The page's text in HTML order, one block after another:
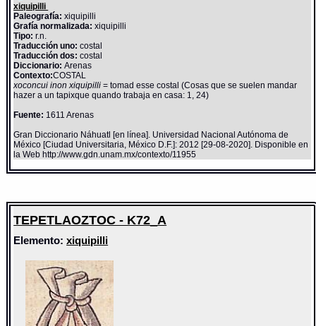
xiquipilli
Paleografía: xiquipilli
Grafía normalizada: xiquipilli
Tipo: r.n.
Traducción uno: costal
Traducción dos: costal
Diccionario:Arenas
Contexto:COSTAL
xoconcui inon xiquipilli= tomad esse costal (Cosas que se suelen mandar
hazer a un tapixque quando trabaja en casa: 1, 24)
Fuente: 1611 Arenas
Gran Diccionario Náhuatl [en línea]. Universidad Nacional Autónoma de
México [Ciudad Universitaria, México D.F.]: 2012 [29-08-2020]. Disponible en
la Web http://www.gdn.unam.mx/contexto/11955
TEPETLAOZTOC - K72_A
Elemento:xiquipilli